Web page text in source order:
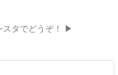
スタでどうぞ！ ▶